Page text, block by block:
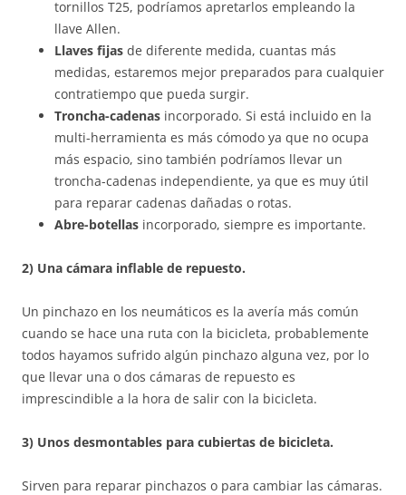
tornillos T25, podríamos apretarlos empleando la
llave Allen.
Llaves fijas de diferente medida, cuantas más
medidas, estaremos mejor preparados para cualquier
contratiempo que pueda surgir.
Troncha-cadenas incorporado. Si está incluido en la
multi-herramienta es más cómodo ya que no ocupa
más espacio, sino también podríamos llevar un
troncha-cadenas independiente, ya que es muy útil
para reparar cadenas dañadas o rotas.
Abre-botellas incorporado, siempre es importante.
2) Una cámara inflable de repuesto.
Un pinchazo en los neumáticos es la avería más común
cuando se hace una ruta con la bicicleta, probablemente
todos hayamos sufrido algún pinchazo alguna vez, por lo
que llevar una o dos cámaras de repuesto es
imprescindible a la hora de salir con la bicicleta.
3) Unos desmontables para cubiertas de bicicleta.
Sirven para reparar pinchazos o para cambiar las cámaras.